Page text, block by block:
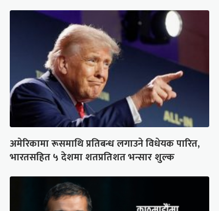
अमेरिकामा रूसमाथि प्रतिबन्ध लगाउने विधेयक पारित,
भारतसहित ५ देशमा शतप्रतिशत भन्सार शुल्क